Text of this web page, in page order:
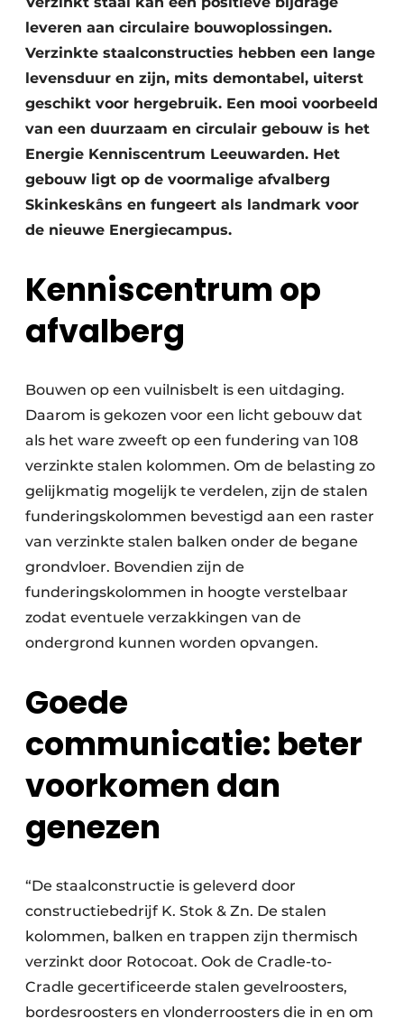
Privacy / Cookie statement
Video’s
leveren aan circulaire bouwoplossingen.
Verzinkte staalconstructies hebben een lange
levensduur en zijn, mits demontabel, uiterst
geschikt voor hergebruik. Een mooi voorbeeld
van een duurzaam en circulair gebouw is het
Energie Kenniscentrum Leeuwarden. Het
gebouw ligt op de voormalige afvalberg
Skinkeskâns en fungeert als landmark voor
de nieuwe Energiecampus.
Kenniscentrum op
afvalberg
Bouwen op een vuilnisbelt is een uitdaging.
Daarom is gekozen voor een licht gebouw dat
als het ware zweeft op een fundering van 108
verzinkte stalen kolommen. Om de belasting zo
gelijkmatig mogelijk te verdelen, zijn de stalen
funderingskolommen bevestigd aan een raster
van verzinkte stalen balken onder de begane
grondvloer. Bovendien zijn de
funderingskolommen in hoogte verstelbaar
zodat eventuele verzakkingen van de
ondergrond kunnen worden opvangen.
Goede
communicatie: beter
voorkomen dan
genezen
“De staalconstructie is geleverd door
constructiebedrijf K. Stok & Zn. De stalen
kolommen, balken en trappen zijn thermisch
verzinkt door Rotocoat. Ook de Cradle-to-
Cradle gecertificeerde stalen gevelroosters,
bordesroosters en vlonderroosters die in en om